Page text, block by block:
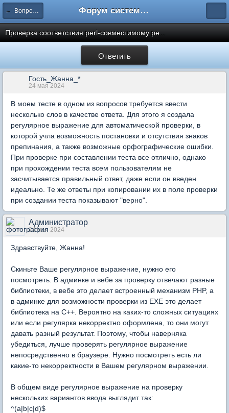
← Вопросы составления тестов Форум системы тестирования INDIGO
Проверка соответствия perl-совместимому ре...
Ответить
Гость_Жанна_*
24 мая 2024
В моем тесте в одном из вопросов требуется ввести
несколько слов в качестве ответа. Для этого я создала
регулярное выражение для автоматической проверки, в
которой учла возможность постановки и отсутствия знаков
препинания, а также возможные орфографические ошибки.
При проверке при составлении теста все отлично, однако
при прохождении теста всем пользователям не
засчитывается правильный ответ, даже если он введен
идеально. Те же ответы при копировании их в поле проверки
при создании теста показывают "верно".
Администратор
24 мая 2024
Здравствуйте, Жанна!
Скиньте Ваше регулярное выражение, нужно его
посмотреть. В админке и вебе за проверку отвечают разные
библиотеки, в вебе это делает встроенный механизм PHP, а
в админке для возможности проверки из EXE это делает
библиотека на C++. Вероятно на каких-то сложных ситуациях
или если регулярка некорректно оформлена, то они могут
давать разный результат. Поэтому, чтобы наверняка
убедиться, лучше проверять регулярное выражение
непосредственно в браузере. Нужно посмотреть есть ли
какие-то некорректности в Вашем регулярном выражении.
В общем виде регулярное выражение на проверку
нескольких вариантов ввода выглядит так:
^(a|b|c|d)$